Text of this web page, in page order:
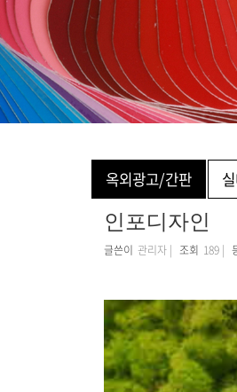
옥외광고/간판
인포디자인
글쓴이 관리자 | 조회 189 |